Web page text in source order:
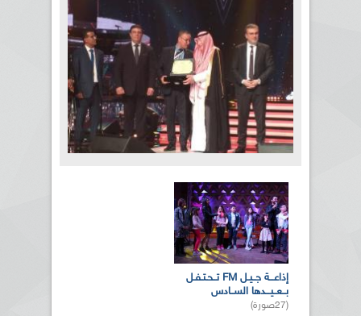
العربي للإذاعة والتلفزيون بتونس
المزيد من الصور
إذاعـــة جــيـل FM تــحـتـفـل
بــعــيـــدها الســادس
(27صورة)
الصفحات